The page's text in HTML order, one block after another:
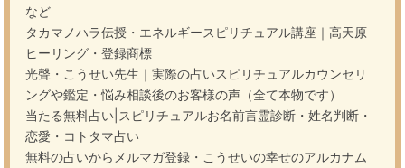
など
タカマノハラ伝授・エネルギースピリチュアル講座｜高天原
ヒーリング・登録商標
光聲・こうせい先生｜実際の占いスピリチュアルカウンセリ
ングや鑑定・悩み相談後のお客様の声（全て本物です）
当たる無料占い|スピリチュアルお名前言霊診断・姓名判断・
恋愛・コトタマ占い
無料の占いからメルマガ登録・こうせいの幸せのアルカナム